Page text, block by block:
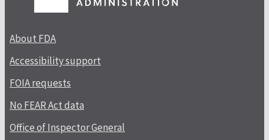
About FDA
Accessibility support
FOIA requests
No FEAR Act data
Office of Inspector General